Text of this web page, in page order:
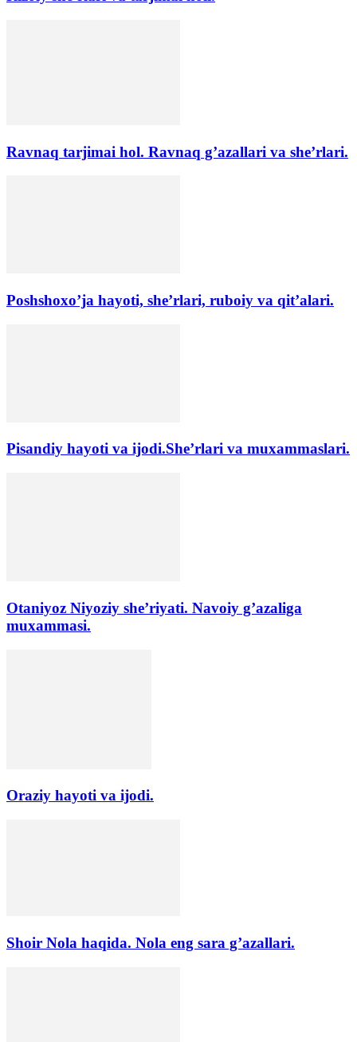
Ravnaq tarjimai hol. Ravnaq g’azallari va she’rlari.
Poshshoxo’ja hayoti, she’rlari, ruboiy va qit’alari.
Pisandiy hayoti va ijodi.She’rlari va muxammaslari.
Otaniyoz Niyoziy she’riyati. Navoiy g’azaliga
muxammasi.
Oraziy hayoti va ijodi.
Shoir Nola haqida. Nola eng sara g’azallari.